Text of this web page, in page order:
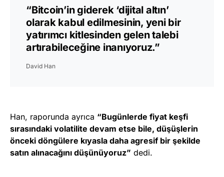
“Bitcoin’in giderek ‘dijital altın’
olarak kabul edilmesinin, yeni bir
yatırımcı kitlesinden gelen talebi
artırabileceğine inanıyoruz.”
David Han
Han, raporunda ayrıca “Bugünlerde fiyat keşfi
sırasındaki volatilite devam etse bile, düşüşlerin
önceki döngülere kıyasla daha agresif bir şekilde
satın alınacağını düşünüyoruz” dedi.